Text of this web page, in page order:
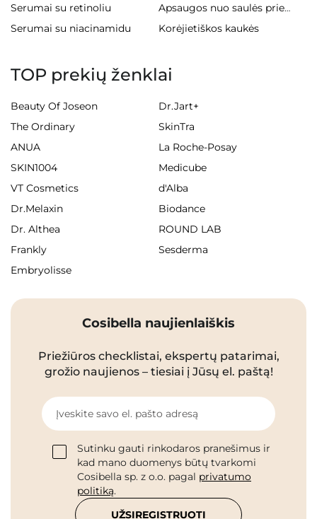
Serumai su retinoliu
Apsaugos nuo saulės priemonės veidui
Serumai su niacinamidu Korėjietiškos kaukės
TOP prekių ženklai
Beauty Of Joseon
Dr.Jart+
The Ordinary
SkinTra
ANUA
La Roche-Posay
SKIN1004
Medicube
VT Cosmetics
d'Alba
Dr.Melaxin
Biodance
Dr. Althea
ROUND LAB
Frankly
Sesderma
Embryolisse
Cosibella naujienlaiškis
Priežiūros checklistai, ekspertų patarimai,
grožio naujienos – tiesiai į Jūsų el. paštą!
Įveskite savo el. pašto adresą
Sutinku gauti rinkodaros pranešimus ir
kad mano duomenys būtų tvarkomi
Cosibella sp. z o.o. pagal privatumo
politiką.
UŽSIREGISTRUOTI